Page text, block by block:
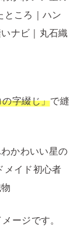
の字綴じ」で縫
ージです。